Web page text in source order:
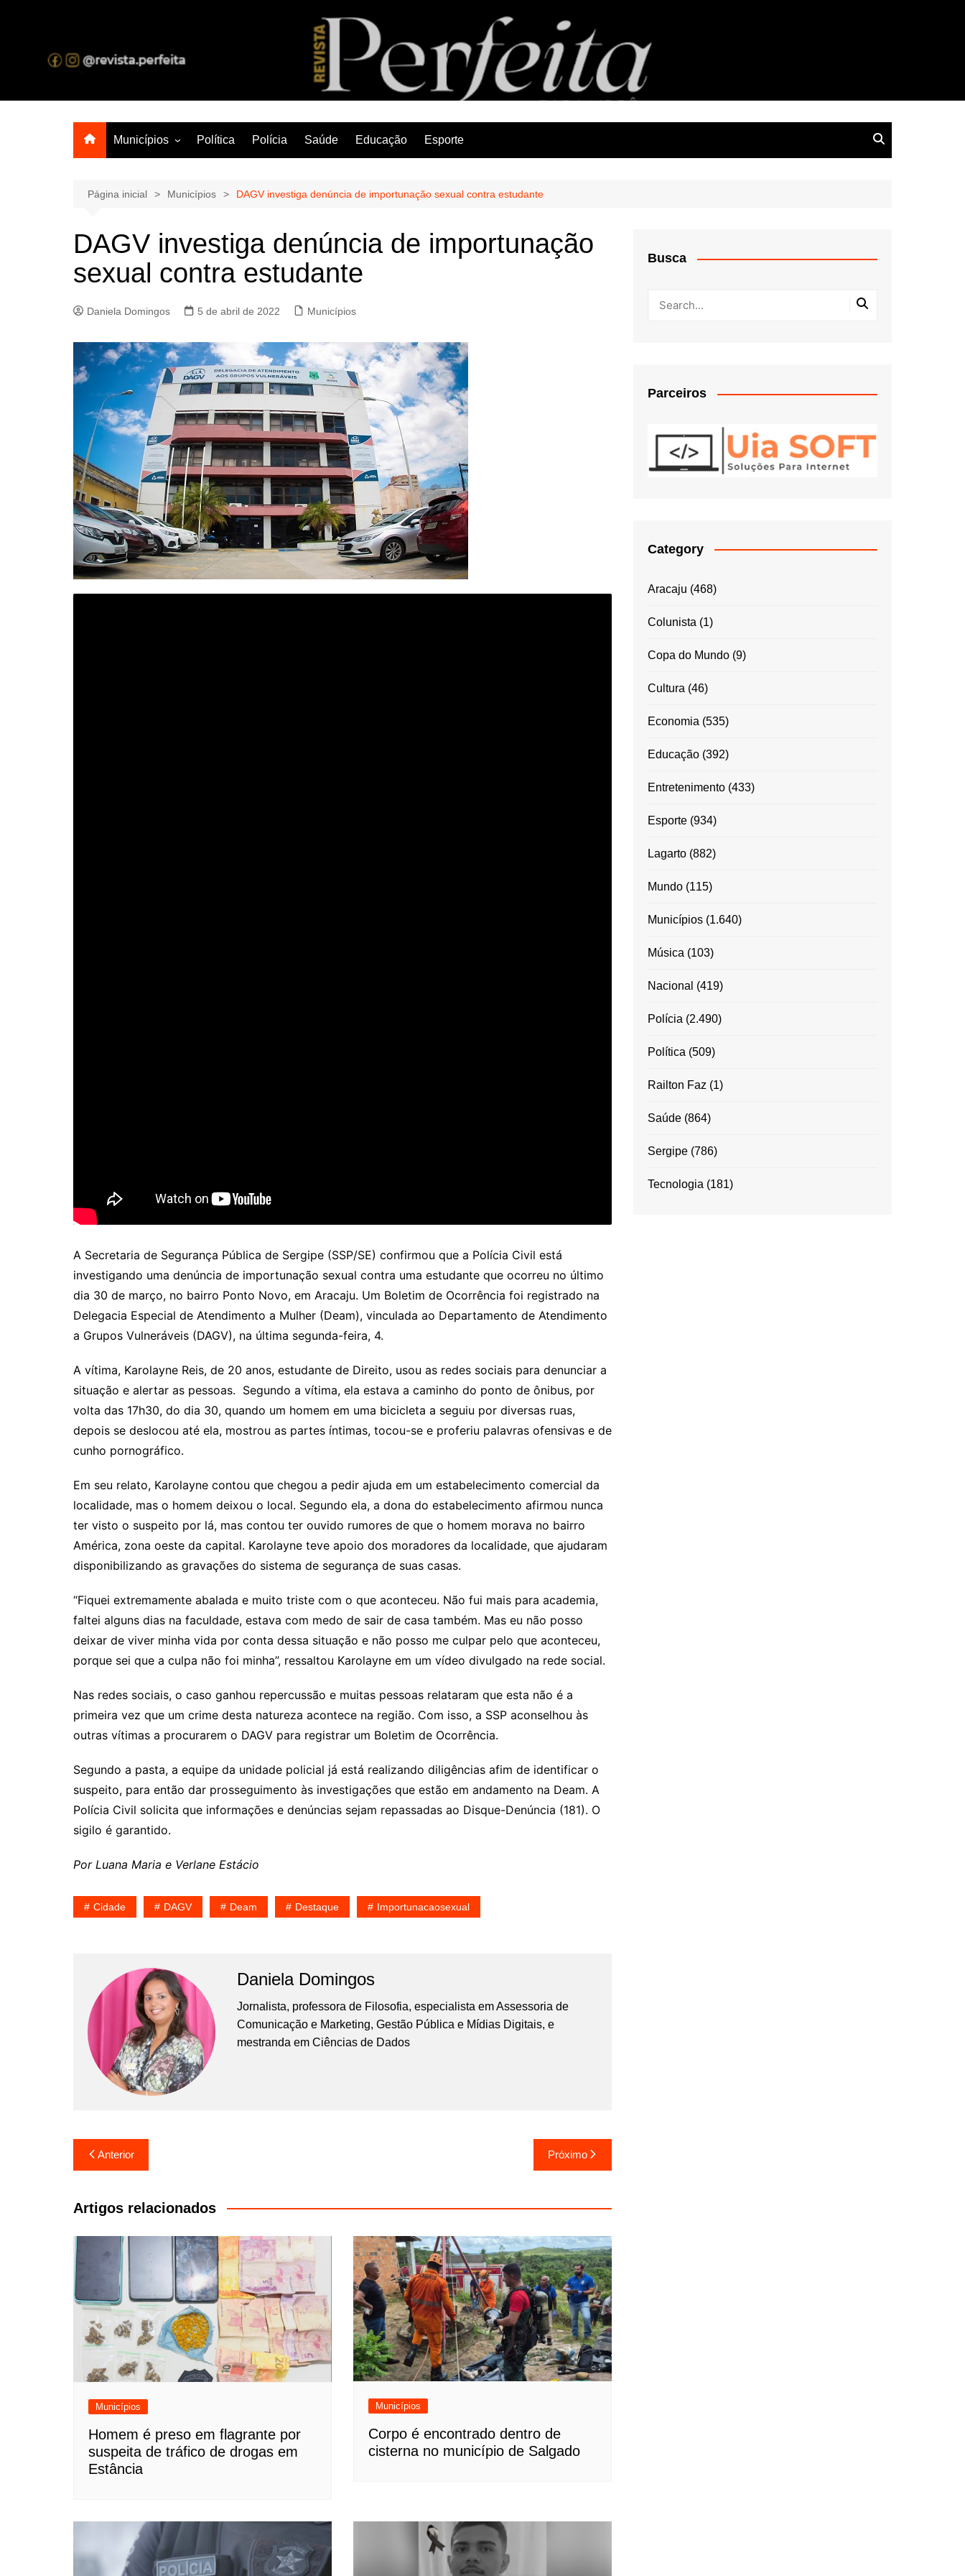
Revista Perfeita
A melhor revista eletrônica do interior de Sergipe
Municípios
Lagarto
Política Polícia Saúde Educação Esporte
Página inicial Municípios DAGV investiga denúncia de importunação sexual contra estudante
DAGV investiga denúncia de importunação
sexual contra estudante
Daniela Domingos 5 de abril de 2022 Municípios
A Secretaria de Segurança Pública de Sergipe (SSP/SE) confirmou que a Polícia Civil está
investigando uma denúncia de importunação sexual contra uma estudante que ocorreu no último
dia 30 de março, no bairro Ponto Novo, em Aracaju. Um Boletim de Ocorrência foi registrado na
Delegacia Especial de Atendimento a Mulher (Deam), vinculada ao Departamento de Atendimento
a Grupos Vulneráveis (DAGV), na última segunda-feira, 4.
A vítima, Karolayne Reis, de 20 anos, estudante de Direito, usou as redes sociais para denunciar a
situação e alertar as pessoas. Segundo a vítima, ela estava a caminho do ponto de ônibus, por
volta das 17h30, do dia 30, quando um homem em uma bicicleta a seguiu por diversas ruas,
depois se deslocou até ela, mostrou as partes íntimas, tocou-se e proferiu palavras ofensivas e de
cunho pornográfico.
Em seu relato, Karolayne contou que chegou a pedir ajuda em um estabelecimento comercial da
localidade, mas o homem deixou o local. Segundo ela, a dona do estabelecimento afirmou nunca
ter visto o suspeito por lá, mas contou ter ouvido rumores de que o homem morava no bairro
América, zona oeste da capital. Karolayne teve apoio dos moradores da localidade, que ajudaram
disponibilizando as gravações do sistema de segurança de suas casas.
“Fiquei extremamente abalada e muito triste com o que aconteceu. Não fui mais para academia,
faltei alguns dias na faculdade, estava com medo de sair de casa também. Mas eu não posso
deixar de viver minha vida por conta dessa situação e não posso me culpar pelo que aconteceu,
porque sei que a culpa não foi minha”, ressaltou Karolayne em um vídeo divulgado na rede social.
Nas redes sociais, o caso ganhou repercussão e muitas pessoas relataram que esta não é a
primeira vez que um crime desta natureza acontece na região. Com isso, a SSP aconselhou às
outras vítimas a procurarem o DAGV para registrar um Boletim de Ocorrência.
Segundo a pasta, a equipe da unidade policial já está realizando diligências afim de identificar o
suspeito, para então dar prosseguimento às investigações que estão em andamento na Deam. A
Polícia Civil solicita que informações e denúncias sejam repassadas ao Disque-Denúncia (181). O
sigilo é garantido.
Por Luana Maria e Verlane Estácio
Cidade DAGV Deam Destaque Importunacaosexual
Daniela Domingos
Jornalista, professora de Filosofia, especialista em Assessoria de
Comunicação e Marketing, Gestão Pública e Mídias Digitais, e
mestranda em Ciências de Dados
Navegação
de
Post
Anterior Próximo
Artigos relacionados
Municípios
Homem é preso em flagrante por
suspeita de tráfico de drogas em
Estância
Municípios
Corpo é encontrado dentro de
cisterna no município de Salgado
Busca
Parceiros
Category
Aracaju (468)
Colunista (1)
Copa do Mundo (9)
Cultura (46)
Economia (535)
Educação (392)
Entretenimento (433)
Esporte (934)
Lagarto (882)
Mundo (115)
Municípios (1.640)
Música (103)
Nacional (419)
Polícia (2.490)
Política (509)
Railton Faz (1)
Saúde (864)
Sergipe (786)
Tecnologia (181)